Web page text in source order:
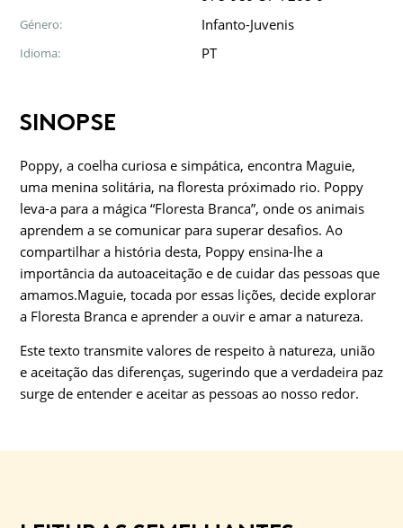
Género: Infanto-Juvenis
Idioma: PT
SINOPSE
Poppy, a coelha curiosa e simpática, encontra Maguie,
uma menina solitária, na floresta próximado rio. Poppy
leva-a para a mágica “Floresta Branca”, onde os animais
aprendem a se comunicar para superar desafios. Ao
compartilhar a história desta, Poppy ensina-lhe a
importância da autoaceitação e de cuidar das pessoas que
amamos.Maguie, tocada por essas lições, decide explorar
a Floresta Branca e aprender a ouvir e amar a natureza.
Este texto transmite valores de respeito à natureza, união
e aceitação das diferenças, sugerindo que a verdadeira paz
surge de entender e aceitar as pessoas ao nosso redor.